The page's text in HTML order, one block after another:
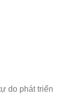
do phát triển